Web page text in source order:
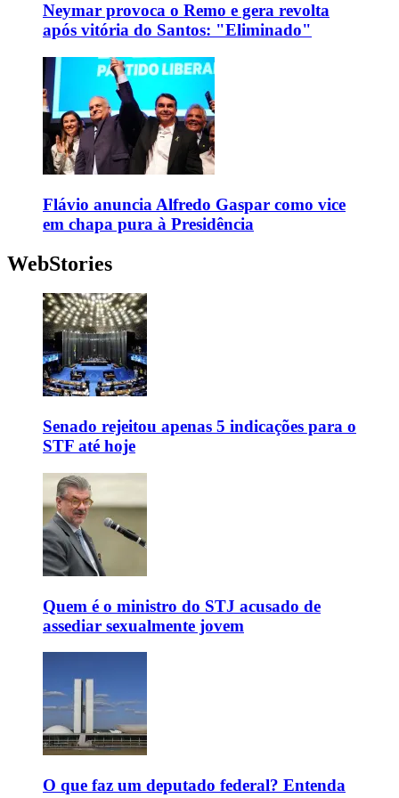
Neymar provoca o Remo e gera revolta
após vitória do Santos: "Eliminado"
Flávio anuncia Alfredo Gaspar como vice
em chapa pura à Presidência
WebStories
Senado rejeitou apenas 5 indicações para o
STF até hoje
Quem é o ministro do STJ acusado de
assediar sexualmente jovem
O que faz um deputado federal? Entenda